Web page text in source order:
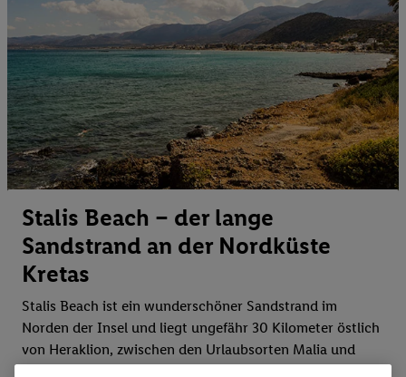
Stalis Beach – der lange
Sandstrand an der Nordküste
Kretas
Stalis Beach ist ein wunderschöner Sandstrand im
Norden der Insel und liegt ungefähr 30 Kilometer östlich
von Heraklion, zwischen den Urlaubsorten Malia und